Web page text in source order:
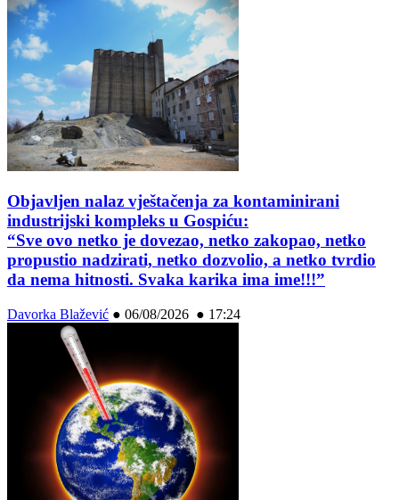
Objavljen nalaz vještačenja za kontaminirani
industrijski kompleks u Gospiću:
“Sve ovo netko je dovezao, netko zakopao, netko
propustio nadzirati, netko dozvolio, a netko tvrdio
da nema hitnosti. Svaka karika ima ime!!!”
Davorka Blažević ● 06/08/2026 ● 17:24